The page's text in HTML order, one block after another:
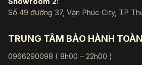
Số 49 đường 37, Vạn Phúc City, TP
TRUNG TÂM BẢO HÀNH
0966290098 ( 8h00 – 22h00 )